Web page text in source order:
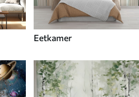
Eetkamer